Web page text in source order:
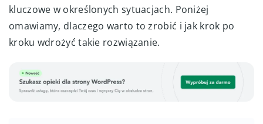
kluczowe w określonych sytuacjach. Poniżej
omawiamy, dlaczego warto to zrobić i jak krok po
kroku wdrożyć takie rozwiązanie.